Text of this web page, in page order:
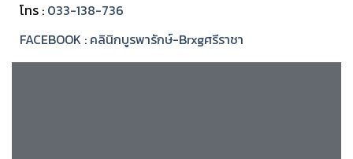
โทร : 033-138-736
FACEBOOK : คลินิกบูรพารักษ์-Brxgศรีราชา